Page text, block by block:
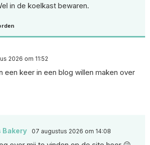
in de koelkast bewaren.
2026 om 11:52
een keer in een blog willen maken over
Bakery 07 augustus 2026 om 14:08